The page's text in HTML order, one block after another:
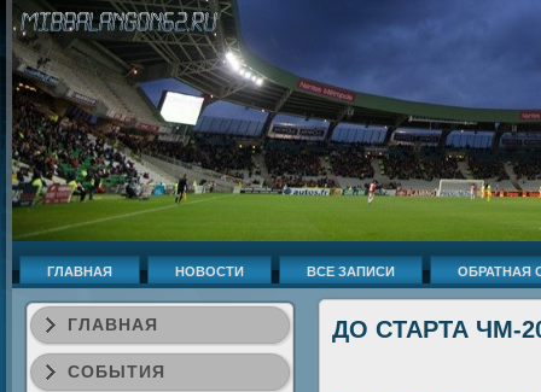
ГЛАВНАЯ НОВОСТИ ВСЕ ЗАПИСИ ОБРАТНАЯ
ГЛАВНАЯ
СОБЫТИЯ
ДО СТАРТА ЧМ-